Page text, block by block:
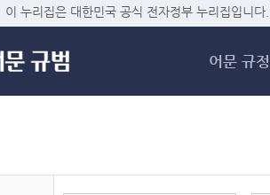
메
이 누리집은 대한민국 공식 전자정부 누리집입니다.
어문 규정